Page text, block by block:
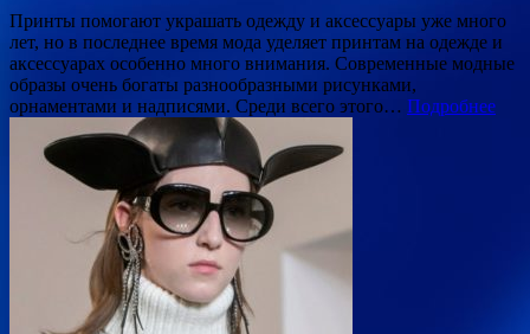
Принты помогают украшать одежду и аксессуары уже много
лет, но в последнее время мода уделяет принтам на одежде и
аксессуарах особенно много внимания. Современные модные
образы очень богаты разнообразными рисунками,
орнаментами и надписями. Среди всего этого… Подробнее